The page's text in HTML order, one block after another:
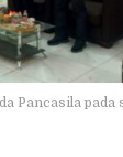
Pancasila pada